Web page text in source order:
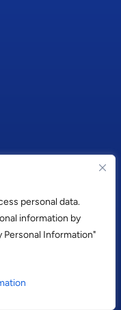
personal data.
information by
Personal Information"